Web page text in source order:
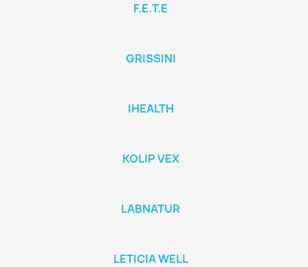
F.E.T.E
GRISSINI
IHEALTH
KOLIP VEX
LABNATUR
LETICIA WELL